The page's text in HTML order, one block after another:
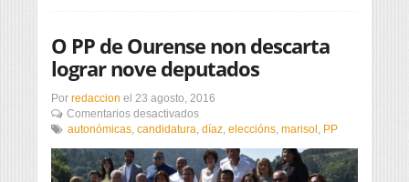
O PP de Ourense non descarta
lograr nove deputados
Por redaccion el 23 agosto, 2016
Comentarios desactivadosen
O
de
Ourense
autonómicas, candidatura, díaz, eleccións, marisol , PP